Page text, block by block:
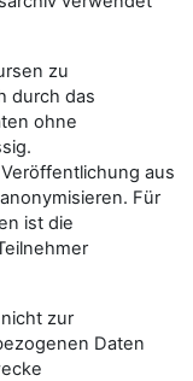
zu
durch das
ohne
aus
Für
ist die
zur
Daten